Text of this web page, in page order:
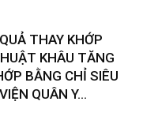
THAY KHỚP
KHÂU TĂNG
BẰNG CHỈ SIÊU
QUÂN Y...